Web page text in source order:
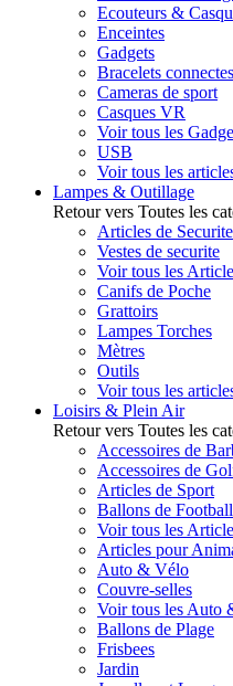
Ecouteurs &
Enceintes
Gadgets
Bracelets connectes
Cameras de sport
Casques VR
Voir tous les
USB
Voir tous les
Lampes & Outillage
Retour vers Toutes les
Articles de Securite
Vestes de securite
Voir tous les
Canifs de Poche
Grattoirs
Lampes Torches
Mètres
Outils
Voir tous les
Loisirs & Plein Air
Retour vers Toutes les
Accessoires de
Accessoires de
Articles de Sport
Ballons de Football
Voir tous les
Articles pour
Auto & Vélo
Couvre-selles
Voir tous les Auto
Ballons de Plage
Frisbees
Jardin